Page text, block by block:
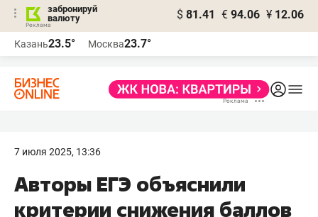
забронируй
валюту
$ 81.41 € 94.06 ¥ 12.06
Казань23.5° Москва23.7°
7 июля 2025, 13:36
Авторы ЕГЭ объяснили
критерии снижения баллов